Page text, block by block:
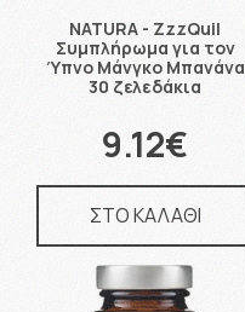
NATURA - ZzzQuil
Συμπλήρωμα για τον
Ύπνο Μάνγκο Μπανάνα
30 ζελεδάκια
9.12€
ΣΤΟ ΚΑΛΑΘΙ